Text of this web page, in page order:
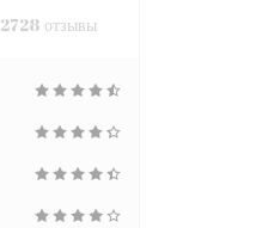
2728 отзывы